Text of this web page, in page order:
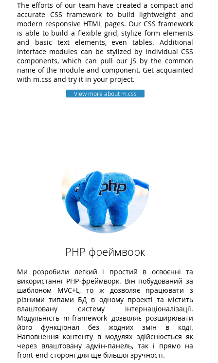
The efforts of our team have created a compact and
accurate CSS framework to build lightweight and
modern responsive HTML pages. Our CSS framework
is able to build a flexible grid, stylize form elements
and basic text elements, even tables. Additional
interface modules can be stylized by individual CSS
components, which can pull our JS by the common
name of the module and component. Get acquainted
with m.css and try it in your project.
View more about m.css
PHP фреймворк
Ми розробили легкий і простий в освоєнні та
використанні PHP-фреймворк. Він побудований за
шаблоном MVC+L, то ж дозволяє працювати з
різними типами БД в одному проекті та містить
влаштовану систему інтернаціоналізації.
Модульність m-framework дозволяє розширювати
його функціонал без жодних змін в коді.
Наповнення контенту в модулях здійснюється як
через влаштовану адмін-панель, так і прямо на
front-end стороні для ще більшої зручності.